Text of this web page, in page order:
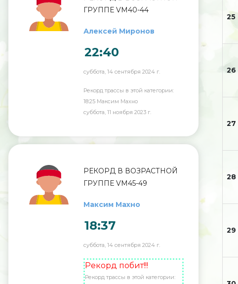
ГРУППЕ VM40-44
Алексей Миронов
22:40
суббота, 14 сентября 2024 г.
Рекорд трассы в этой категории:
18:25 Максим Махно
суббота, 11 ноября 2023 г.
РЕКОРД В ВОЗРАСТНОЙ
ГРУППЕ VM45-49
Максим Махно
18:37
суббота, 14 сентября 2024 г.
Рекорд побит!!!
Рекорд трассы в этой категории:
25
26
27
28
29